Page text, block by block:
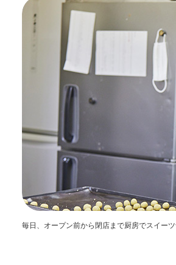
毎日、オープン前から閉店まで厨房でスイー